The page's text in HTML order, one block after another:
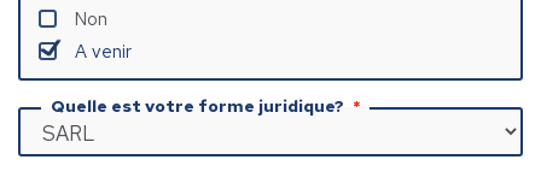
Non
A venir
Quelle est votre forme juridique?